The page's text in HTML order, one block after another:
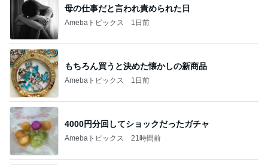
母の仕事だと言われ責められた日
Amebaトピックス 1日前
もちろん買うと決めた懐かしの新商品
Amebaトピックス 1日前
4000円分回してショックだったガチャ
Amebaトピックス 21時間前